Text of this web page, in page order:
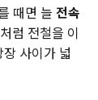
때면 늘 전속
럼 전철을 이
사이가 넓